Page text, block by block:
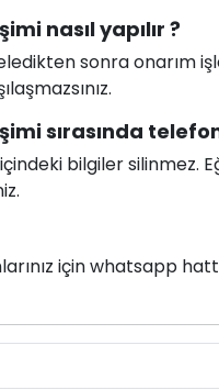
nasıl yapılır ?
sonra onarım
sırasında
bilgiler silinmez.
için whatsapp